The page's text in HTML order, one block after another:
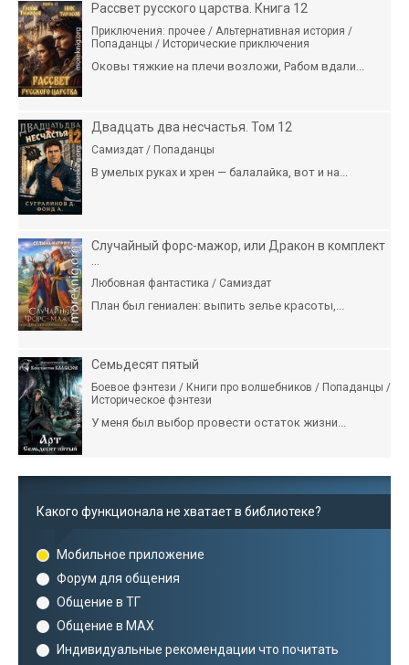
Рассвет русского царства. Книга 12
Приключения: прочее / Альтернативная история /
Попаданцы / Исторические приключения
Оковы тяжкие на плечи возложи, Рабом вдали...
Двадцать два несчастья. Том 12
Самиздат / Попаданцы
В умелых руках и хрен — балалайка, вот и на...
Случайный форс-мажор, или Дракон в комплект
Любовная фантастика / Самиздат
План был гениален: выпить зелье красоты,...
Семьдесят пятый
Боевое фэнтези / Книги про волшебников / Попаданцы /
Историческое фэнтези
У меня был выбор провести остаток жизни...
Какого функционала не хватает в библиотеке?
Мобильное приложение
Форум для общения
Общение в ТГ
Общение в MAX
Индивидуальные рекомендации что почитать